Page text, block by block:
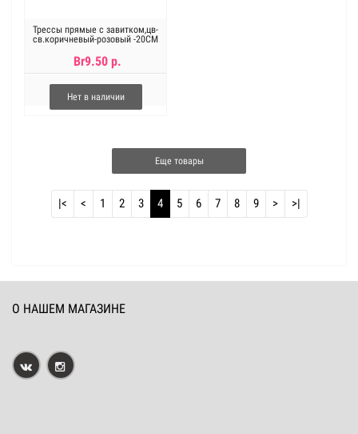
Трессы прямые с завитком,цв-
св.коричневый-розовый -20СМ
Br9.50 р.
Нет в наличии
Еще товары
|< < 1 2 3 4 5 6 7 8 9 > >|
О НАШЕМ МАГАЗИНЕ